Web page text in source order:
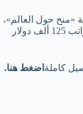
«منح حول العالم»،
ونصنفها كأفضل التقديم لوظيفة في كندا 2024 براتب 125 ألف دولار
كاملة اضغط هنا.